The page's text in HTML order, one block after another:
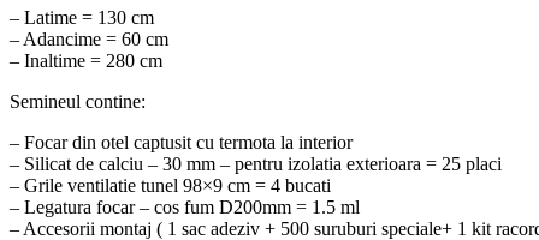
– Latime = 130 cm
– Adancime = 60 cm
– Inaltime = 280 cm
Semineul contine:
– Focar din otel captusit cu termota la interior
– Silicat de calciu – 30 mm – pentru izolatia exterioara = 25 placi
– Grile ventilatie tunel 98×9 cm = 4 bucati
– Legatura focar – cos fum D200mm = 1.5 ml
– Accesorii montaj ( 1 sac adeziv + 500 suruburi speciale+ 1 kit